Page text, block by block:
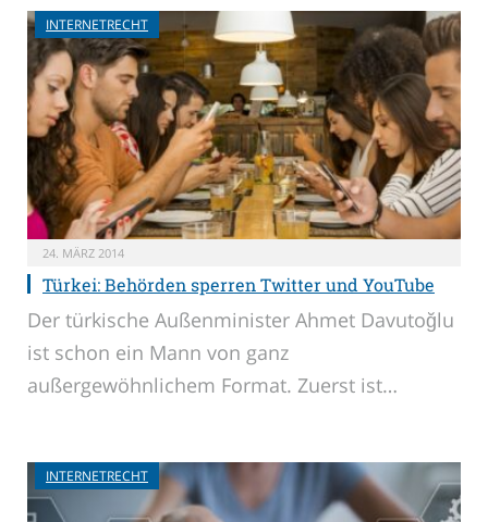
INTERNETRECHT
24. MÄRZ 2014
Türkei: Behörden sperren Twitter und YouTube
Der türkische Außenminister Ahmet Davutoğlu
ist schon ein Mann von ganz
außergewöhnlichem Format. Zuerst ist…
INTERNETRECHT